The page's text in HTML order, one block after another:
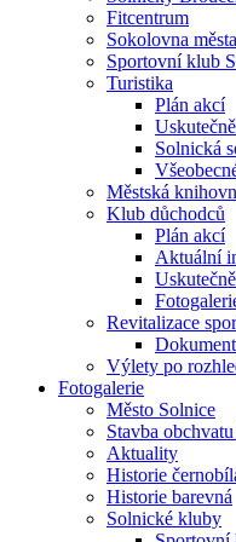
Fitcentrum
Sokolovna
Sportovní klub
Turistika
Plán akcí
Solnická
Městská
Klub důchodců
Plán akcí
Aktuální
Revitalizace
Výlety po
Fotogalerie
Město Solnice
Stavba
Aktuality
Historie
Historie barevná
Solnické kluby